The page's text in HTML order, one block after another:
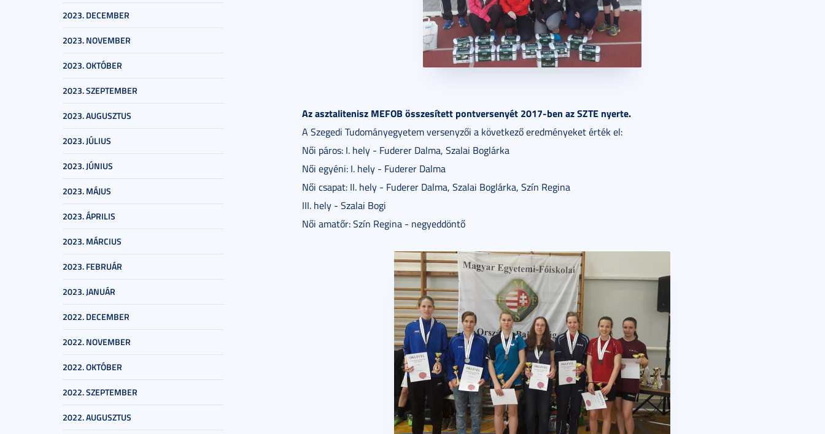
2023. DECEMBER
2023. NOVEMBER
2023. OKTÓBER
2023. SZEPTEMBER
2023. AUGUSZTUS
2023. JÚLIUS
2023. JÚNIUS
2023. MÁJUS
2023. ÁPRILIS
2023. MÁRCIUS
2023. FEBRUÁR
2023. JANUÁR
2022. DECEMBER
2022. NOVEMBER
2022. OKTÓBER
2022. SZEPTEMBER
2022. AUGUSZTUS
Az asztalitenisz MEFOB összesített pontversenyét 2017-ben az SZTE nyerte.
A Szegedi Tudományegyetem versenyzői a következő eredményeket érték el:
Női páros: I. hely - Fuderer Dalma, Szalai Boglárka
Női egyéni: I. hely - Fuderer Dalma
Női csapat: II. hely - Fuderer Dalma, Szalai Boglárka, Szín Regina
III. hely - Szalai Bogi
Női amatőr: Szín Regina - negyeddöntő